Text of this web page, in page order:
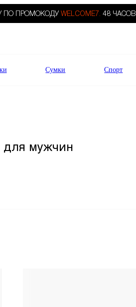
ПО ПРОМОКОДУ WELCOME7. 48 ЧАСОВ
Сумки Спорт
для мужчин